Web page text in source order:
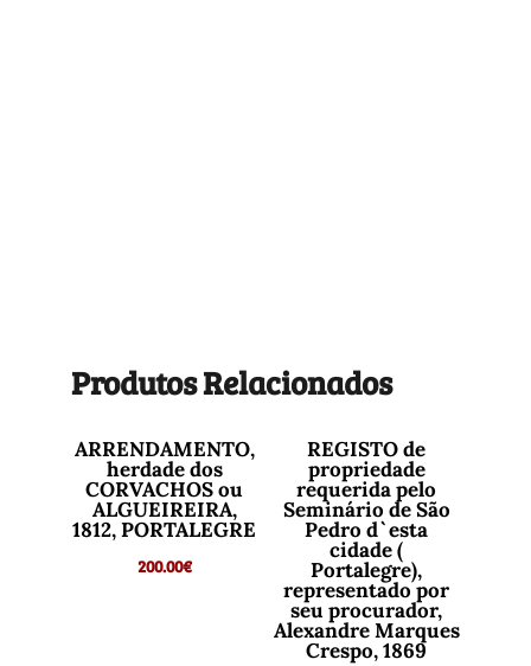
Produtos Relacionados
ARRENDAMENTO,
herdade dos
CORVACHOS ou
ALGUEIREIRA,
1812, PORTALEGRE
200.00€
REGISTO de
propriedade
requerida pelo
Seminário de São
Pedro d`esta
cidade (
Portalegre),
representado por
seu procurador,
Alexandre Marques
Crespo, 1869